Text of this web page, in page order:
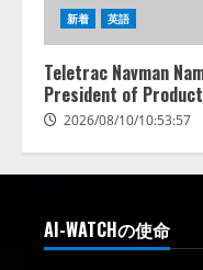
新着 英語
Teletrac Navman
President of
2026/08/10/10:53:57
AI-WATCHの使命